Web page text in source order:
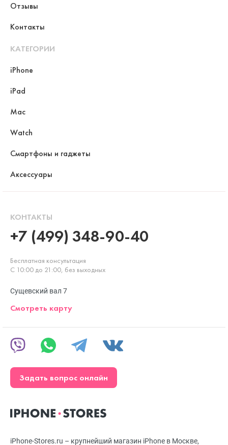
iPhone-Stores.ru – крупнейший магазин iPhone в Москве,
Отзывы
Контакты
КАТЕГОРИИ
iPhone
iPad
Mac
Watch
Смартфоны и гаджеты
Аксессуары
КОНТАКТЫ
+7 (499) 348-90-40
Бесплатная консультация
С 10:00 до 21:00, без выходных
Сущевский вал 7
Смотреть карту
Задать вопрос онлайн